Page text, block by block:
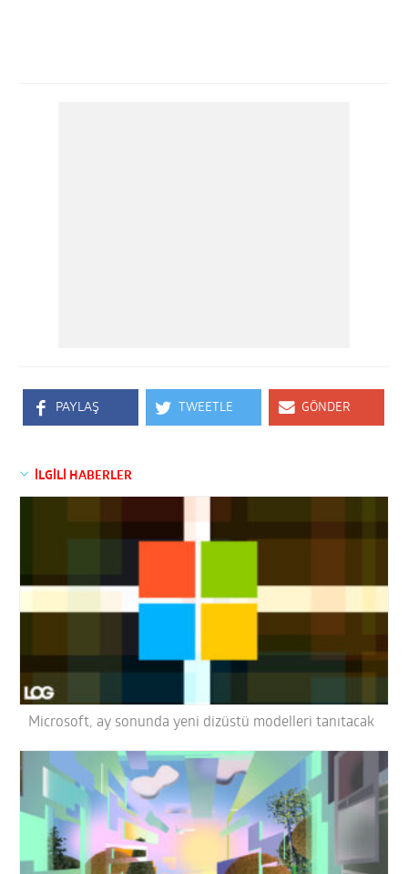
PAYLAŞ TWEETLE GÖNDER
İLGİLİ HABERLER
Microsoft, ay sonunda yeni dizüstü modelleri tanıtacak